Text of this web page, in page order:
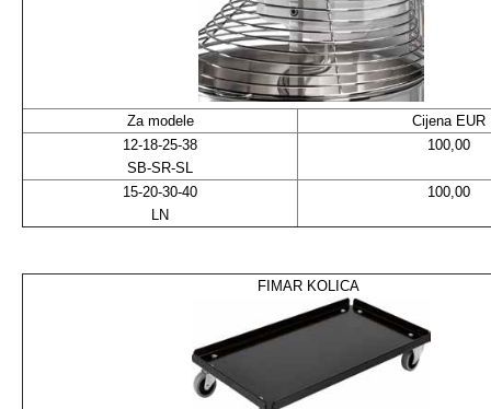
Za modele
Cijena EUR
12-18-25-38
SB-SR-SL
100,00
15-20-30-40
LN
100,00
FIMAR KOLICA